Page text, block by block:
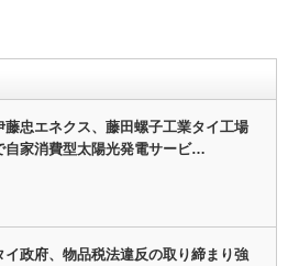
藤忠エネクス、藤田螺子工業タイ工場
自家消費型太陽光発電サービ…
イ政府、物品税法違反の取り締まり強